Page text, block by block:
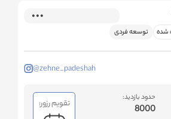
توسعه فردی
@zehne_padeshah
حدود بازدید:
8000 تقویم رزور: